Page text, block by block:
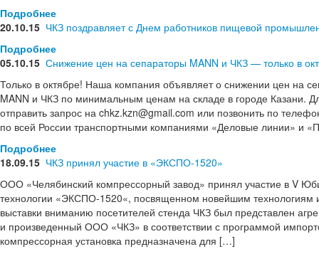
Подробнее
20.10.15 ЧКЗ поздравляет с Днем работников пищевой
Подробнее
05.10.15 Снижение цен на сепараторы MANN и ЧКЗ — только в
Только в октябре! Наша компания объявляет о снижении цен на
MANN и ЧКЗ по минимальным ценам на складе в городе Казани.
отправить запрос на chkz.kzn@gmail.com или позвонить по
по всей России транспортными компаниями «Деловые линии» и
Подробнее
18.09.15 ЧКЗ принял участие в «ЭКСПО-1520»
ООО «Челябинский компрессорный завод» принял участие в V
технологии «ЭКСПО-1520«, посвященном новейшим технологиям
выставки вниманию посетителей стенда ЧКЗ был представлен
и произведенный ООО «ЧКЗ» в соответствии с программой
компрессорная установка предназначена для […]